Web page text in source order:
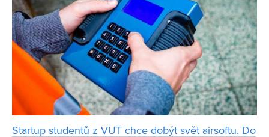
Startup studentů z VUT chce dobýt svět airsoftu. Do